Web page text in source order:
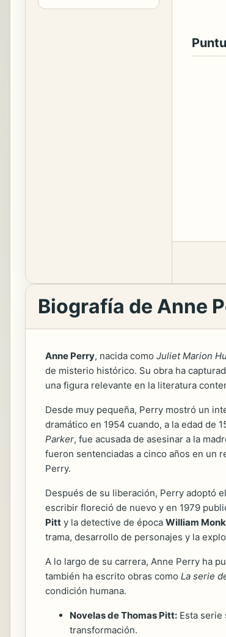
Biografía de Anne
Anne Perry, nacida como Juliet Marion
de misterio histórico. Su obra ha
una figura relevante en la literatura
Desde muy pequeña, Perry mostró un
dramático en 1954 cuando, a la edad de
Parker, fue acusada de asesinar a la
fueron sentenciadas a cinco años en un
Perry.
Después de su liberación, Perry adoptó
escribir floreció de nuevo y en 1979
Pitt y la detective de época William Monk
trama, desarrollo de personajes y la
A lo largo de su carrera, Anne Perry ha
también ha escrito obras como La serie
condición humana.
Novelas de Thomas Pitt: Esta
transformación.